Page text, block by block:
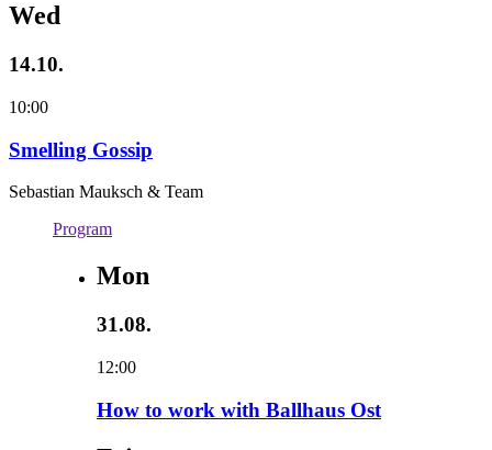
Wed
14.10.
10:00
Smelling Gossip
Sebastian Mauksch & Team
Program
Mon
31.08.
12:00
How to work with Ballhaus Ost